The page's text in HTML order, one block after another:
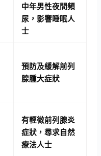
中年男性夜間頻
尿，影響睡眠人
士
預防及緩解前列
腺腫大症狀
有輕微前列腺炎
症狀，尋求自然
療法人士